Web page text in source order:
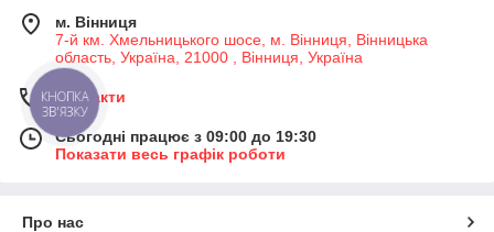
м. Вінниця
7-й км. Хмельницького шосе, м. Вінниця, Вінницька
область, Україна, 21000 , Вінниця, Україна
Контакти
Сьогодні працює з 09:00 до 19:30
Показати весь графік роботи
Про нас
КНОПКА
ЗВ'ЯЗКУ